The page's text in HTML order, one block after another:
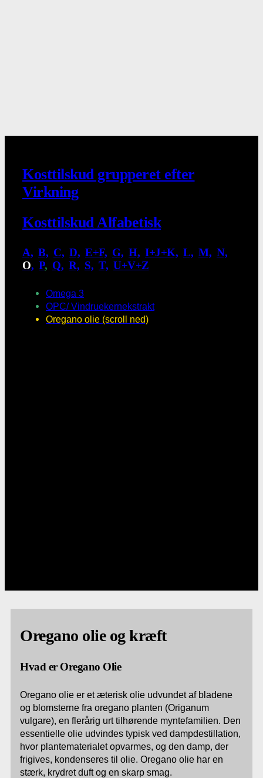
Kosttilskud grupperet efter
Virkning
Kosttilskud Alfabetisk
A, B, C, D, E+F, G, H, I+J+K, L, M, N,
O, P, Q, R, S, T, U+V+Z
Omega 3
OPC/ Vindruekernekstrakt
Oregano olie (scroll ned)
Oregano olie og kræft
Hvad er Oregano Olie
Oregano olie er et æterisk olie udvundet af bladene
og blomsterne fra oregano planten (Origanum
vulgare), en flerårig urt tilhørende myntefamilien. Den
essentielle olie udvindes typisk ved dampdestillation,
hvor plantematerialet opvarmes, og den damp, der
frigives, kondenseres til olie. Oregano olie har en
stærk, krydret duft og en skarp smag.